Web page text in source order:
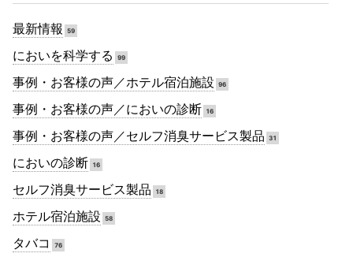
最新情報 59
においを科学する 99
事例・お客様の声／ホテル宿泊施設 96
事例・お客様の声／においの診断 16
事例・お客様の声／セルフ消臭サービス製品 31
においの診断 16
セルフ消臭サービス製品 18
ホテル宿泊施設 58
タバコ 76